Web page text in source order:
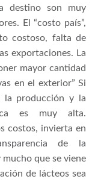
destino son muy
El “costo país”,
costoso, falta de
exportaciones. La
mayor cantidad
en el exterior” Si
la producción y la
es muy alta.
costos, invierta en
de la
que se viene
de lácteos sea